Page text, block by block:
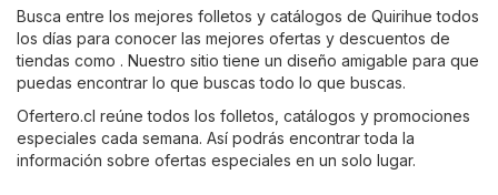
Busca entre los mejores folletos y catálogos de Quirihue todos
los días para conocer las mejores ofertas y descuentos de
tiendas como . Nuestro sitio tiene un diseño amigable para que
puedas encontrar lo que buscas todo lo que buscas.
Ofertero.cl reúne todos los folletos, catálogos y promociones
especiales cada semana. Así podrás encontrar toda la
información sobre ofertas especiales en un solo lugar.